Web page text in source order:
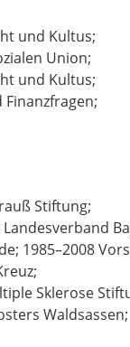
und Kultus;
Union;
und Kultus;
Stiftung;
1985–2008
Sklerose
Waldsassen;